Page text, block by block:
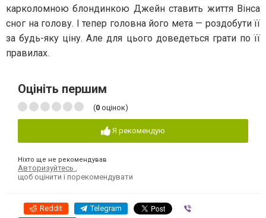
карколомною блондинкою Джейн ставить життя Вінса
сног на голову. І тепер головна його мета — роздобути її
за будь-яку ціну. Але для цього доведеться грати по її
правилах.
Оцініть першим
(0 оцінок)
Я рекомендую
Ніхто ще не рекомендував
Авторизуйтесь ,
щоб оцінити і порекомендувати
Reddit Telegram